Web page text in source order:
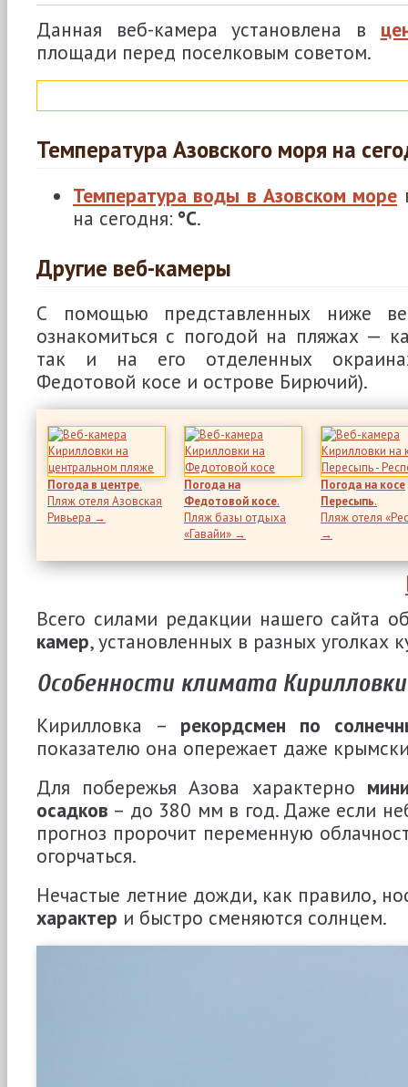
Данная веб-камера установлена в
площади перед поселковым советом.
Температура Азовского моря на
Температура воды в Азовском море
на сегодня: °C.
Другие веб-камеры
С помощью представленных ниже
ознакомиться с погодой на пляжах —
так и на его отделенных
Федотовой косе и острове Бирючий).
Погода в центре.
Пляж отеля Азовская
Ривьера →
Погода на
Федотовой косе.
Пляж базы отдыха
«Гавайи» →
Погода на косе
Пересыпь.
Пляж отеля
→
Всего силами редакции нашего сайта
камер, установленных в разных уголках
Особенности климата Кирилловки
Кирилловка – рекордсмен по
показателю она опережает даже
Для побережья Азова характерно
осадков – до 380 мм в год. Даже если
прогноз пророчит переменную
огорчаться.
Нечастые летние дожди, как правило,
характер и быстро сменяются солнцем.